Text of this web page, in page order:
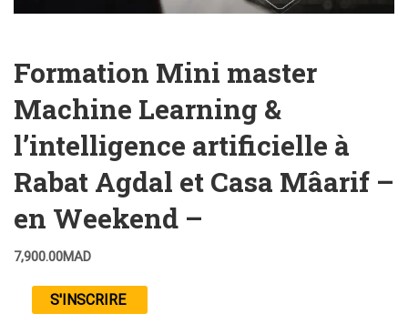
Formation Mini master
Machine Learning &
l’intelligence artificielle à
Rabat Agdal et Casa Mâarif –
en Weekend –
7,900.00MAD
S'INSCRIRE